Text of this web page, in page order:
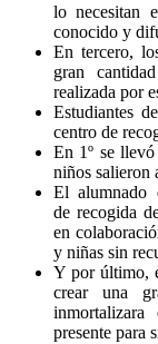
lo necesitan
conocido y
En tercero,
gran
realizada por
Estudiantes
centro de
En 1º se
niños salieron
El alumnado
de recogida
en
y niñas sin
Y por último,
crear una
presente para